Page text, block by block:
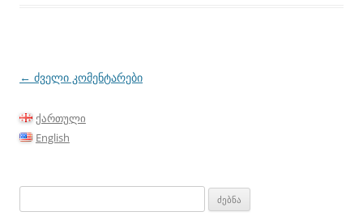
პოსტის
← ძველი კომენტარები
ქართული
English